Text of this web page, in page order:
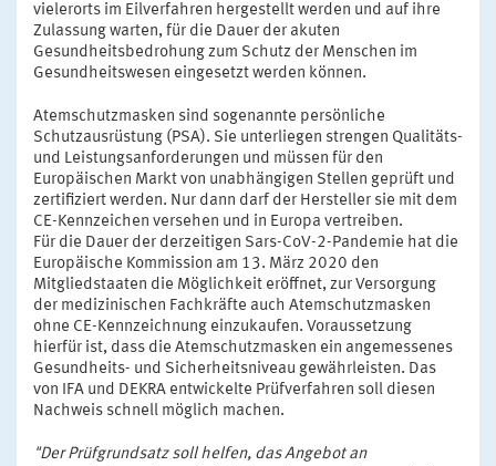
vielerorts im Eilverfahren hergestellt werden und auf ihre
Zulassung warten, für die Dauer der akuten
Gesundheitsbedrohung zum Schutz der Menschen im
Gesundheitswesen eingesetzt werden können.
Atemschutzmasken sind sogenannte persönliche
Schutzausrüstung (PSA). Sie unterliegen strengen Qualitäts-
und Leistungsanforderungen und müssen für den
Europäischen Markt von unabhängigen Stellen geprüft und
zertifiziert werden. Nur dann darf der Hersteller sie mit dem
CE-Kennzeichen versehen und in Europa vertreiben.
Für die Dauer der derzeitigen Sars-CoV-2-Pandemie hat die
Europäische Kommission am 13. März 2020 den
Mitgliedstaaten die Möglichkeit eröffnet, zur Versorgung
der medizinischen Fachkräfte auch Atemschutzmasken
ohne CE-Kennzeichnung einzukaufen. Voraussetzung
hierfür ist, dass die Atemschutzmasken ein angemessenes
Gesundheits- und Sicherheitsniveau gewährleisten. Das
von IFA und DEKRA entwickelte Prüfverfahren soll diesen
Nachweis schnell möglich machen.
"Der Prüfgrundsatz soll helfen, das Angebot an